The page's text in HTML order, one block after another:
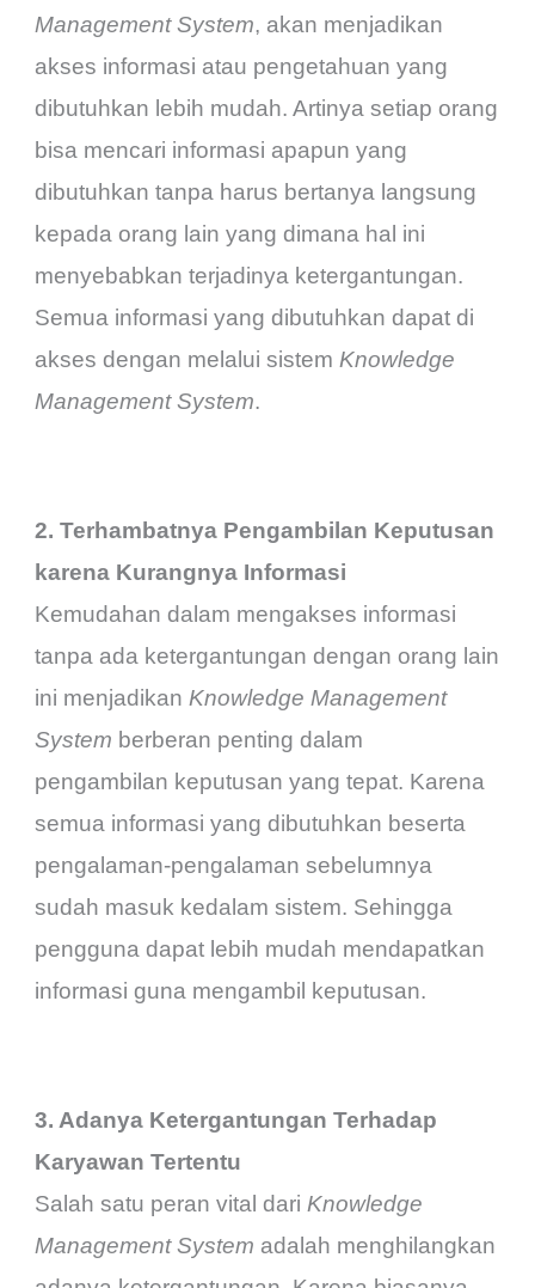
Management System, akan menjadikan
akses informasi atau pengetahuan yang
dibutuhkan lebih mudah. Artinya setiap orang
bisa mencari informasi apapun yang
dibutuhkan tanpa harus bertanya langsung
kepada orang lain yang dimana hal ini
menyebabkan terjadinya ketergantungan.
Semua informasi yang dibutuhkan dapat di
akses dengan melalui sistem Knowledge
Management System.
2. Terhambatnya Pengambilan Keputusan
karena Kurangnya Informasi
Kemudahan dalam mengakses informasi
tanpa ada ketergantungan dengan orang lain
ini menjadikan Knowledge Management
System berberan penting dalam
pengambilan keputusan yang tepat. Karena
semua informasi yang dibutuhkan beserta
pengalaman-pengalaman sebelumnya
sudah masuk kedalam sistem. Sehingga
pengguna dapat lebih mudah mendapatkan
informasi guna mengambil keputusan.
3. Adanya Ketergantungan Terhadap
Karyawan Tertentu
Salah satu peran vital dari Knowledge
Management System adalah menghilangkan